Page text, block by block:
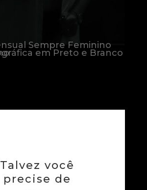
Talvez você
precise de